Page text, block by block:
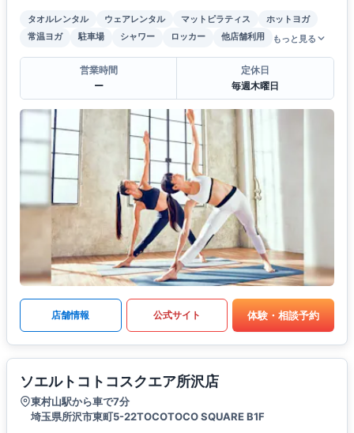
タオルレンタル ウェアレンタル マットピラティス
ホットヨガ
常温ヨガ
駐車場 シャワー ロッカー 他店舗利用 もっと見る
営業時間
ー
定休日
毎週木曜日
店舗情報 公式サイト 体験・相談予約
ソエルトコトコスクエア所沢店
東村山駅から車で7分
埼玉県所沢市東町5-22TOCOTOCO SQUARE B1F